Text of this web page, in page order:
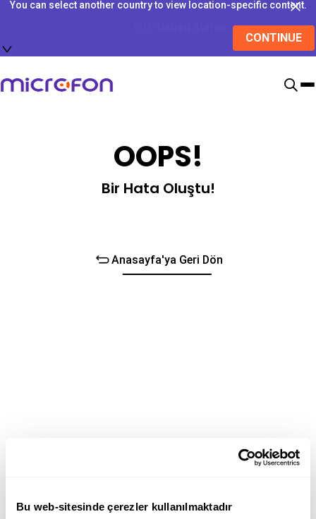
Bu web-sitesinde çerezler kullanılmaktadır
You can select another country to view location-specific content.
CONTINUE
OOPS!
Bir Hata Oluştu!
Anasayfa'ya Geri Dön